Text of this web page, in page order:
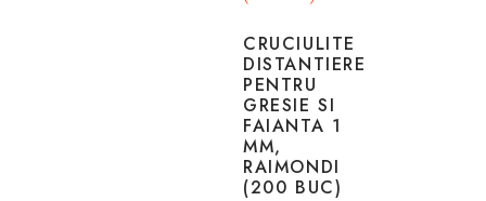
CRUCIULITE
DISTANTIERE
PENTRU
GRESIE SI
FAIANTA 1
MM,
RAIMONDI
(200 BUC)